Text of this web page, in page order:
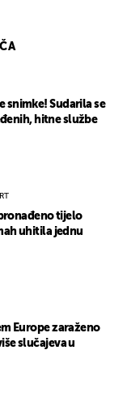
snimke! Sudarila se
hitne službe
tijelo
uhitila jednu
Europe zaraženo
slučajeva u